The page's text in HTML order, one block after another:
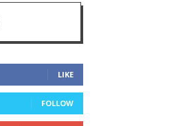
LIKE
FOLLOW